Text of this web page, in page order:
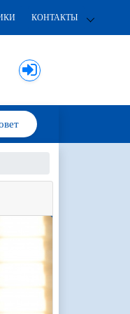
КОНТАКТЫ